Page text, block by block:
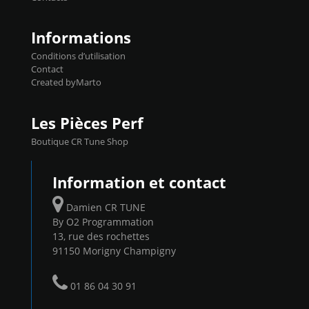
Informations
Conditions d’utilisation
Contact
Created byMarto
Les Pièces Perf
Boutique CR Tune Shop
Information et contact
Damien CR TUNE
By O2 Programmation
13, rue des rochettes
91150 Morigny Champigny
01 86 04 30 91